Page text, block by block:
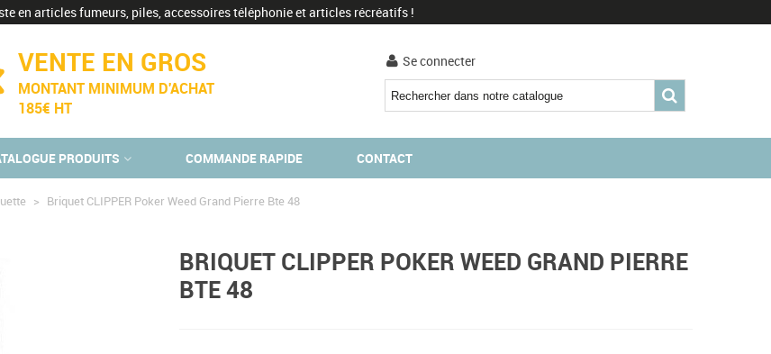
en articles fumeurs, piles, accessoires téléphonie et articles récréatifs !
VENTE EN GROS
MONTANT MINIMUM D'ACHAT
185€ HT
Se connecter
PRODUITS COMMANDE RAPIDE CONTACT
> Briquet CLIPPER Poker Weed Grand Pierre Bte 48
BRIQUET CLIPPER POKER WEED GRAND PIERRE
BTE 48